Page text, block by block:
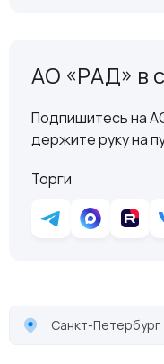
АО «РАД» в
Подпишитесь на
держите руку на
Торги
Санкт-Петербург